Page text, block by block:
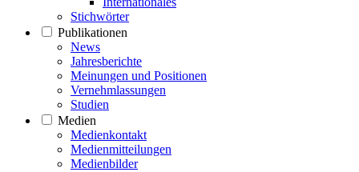
Stichwörter
Publikationen
News
Jahresberichte
Meinungen und Positionen
Vernehmlassungen
Studien
Medien
Medienkontakt
Medienmitteilungen
Medienbilder